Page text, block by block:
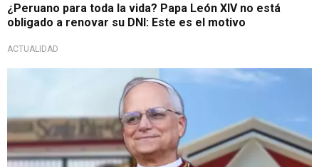
¿Peruano para toda la vida? Papa León XIV no está
obligado a renovar su DNI: Este es el motivo
ACTUALIDAD
Pontífice recuerda nuestro país